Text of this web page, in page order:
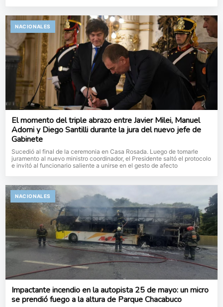
NACIONALES
El momento del triple abrazo entre Javier Milei, Manuel
Adorni y Diego Santilli durante la jura del nuevo jefe de
Gabinete
Sucedió al final de la ceremonia en Casa Rosada. Luego de tomarle
juramento al nuevo ministro coordinador, el Presidente saltó el protocolo
e invitó al funcionario saliente a unirse en el gesto de afecto
NACIONALES
Impactante incendio en la autopista 25 de mayo: un micro
se prendió fuego a la altura de Parque Chacabuco